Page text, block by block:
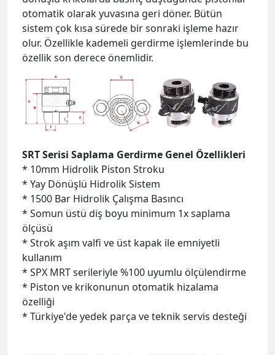
* 10mm Hidrolik Piston Stroku
* Yay Dönüşlü Hidrolik Sistem
* 1500 Bar Hidrolik Çalışma Basıncı
* Somun üstü diş boyu minimum 1x saplama
* Strok aşım valfi ve üst kapak ile emniyetli
kullanım
* SPX MRT serileriyle %100 uyumlu ölçülendirme
* Piston ve krikonunun otomatik hizalama
özelliği
* Türkiye'de
*SRT0 = 160 k.N
Metrik-M20~M22 inch-
3/4"~7/8"
*SRT1 = 260 k.N
1.0"~1.1/8"